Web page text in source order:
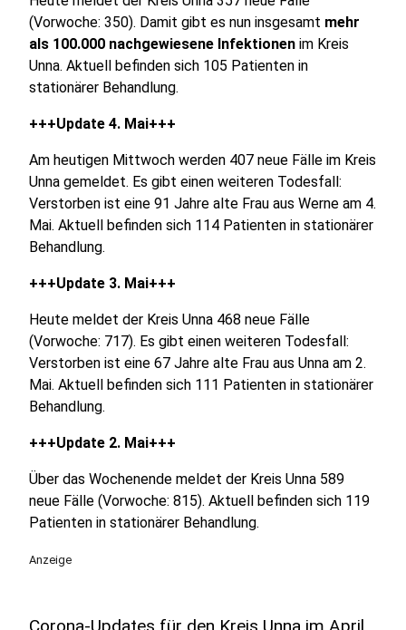
(Vorwoche: 350). Damit gibt es nun insgesamt mehr
als 100.000 nachgewiesene Infektionen im Kreis
Unna. Aktuell befinden sich 105 Patienten in
stationärer Behandlung.
+++Update 4. Mai+++
Am heutigen Mittwoch werden 407 neue Fälle im Kreis
Unna gemeldet. Es gibt einen weiteren Todesfall:
Verstorben ist eine 91 Jahre alte Frau aus Werne am 4.
Mai. Aktuell befinden sich 114 Patienten in stationärer
Behandlung.
+++Update 3. Mai+++
Heute meldet der Kreis Unna 468 neue Fälle
(Vorwoche: 717). Es gibt einen weiteren Todesfall:
Verstorben ist eine 67 Jahre alte Frau aus Unna am 2.
Mai. Aktuell befinden sich 111 Patienten in stationärer
Behandlung.
+++Update 2. Mai+++
Über das Wochenende meldet der Kreis Unna 589
neue Fälle (Vorwoche: 815). Aktuell befinden sich 119
Patienten in stationärer Behandlung.
Anzeige